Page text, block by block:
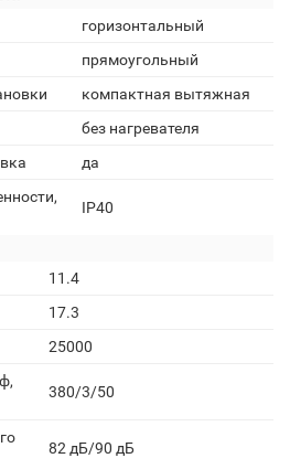
горизонтальный
прямоугольный
компактная вытяжная
без нагревателя
да
IP40
11.4
17.3
25000
380/3/50
82 дБ/90 дБ